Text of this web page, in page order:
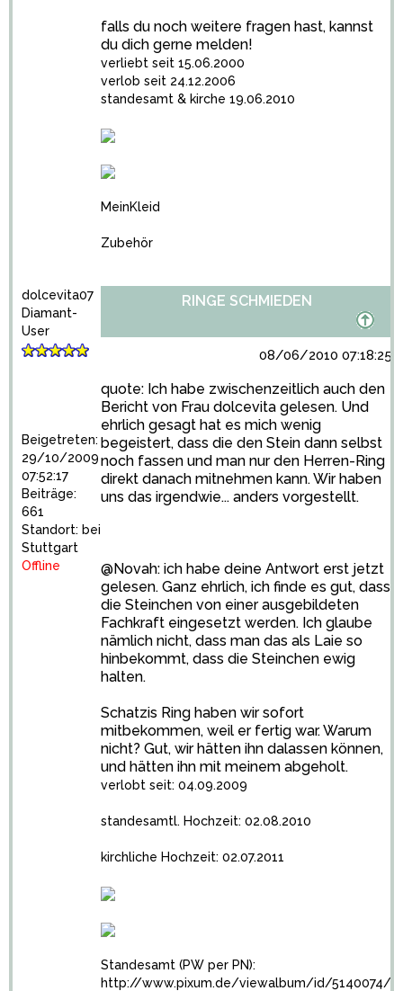
falls du noch weitere fragen hast, kannst
du dich gerne melden!
verliebt seit 15.06.2000
verlob seit 24.12.2006
standesamt & kirche 19.06.2010
MeinKleid
Zubehör
dolcevita07
Diamant-
User
Beigetreten:
29/10/2009
07:52:17
Beiträge:
661
Standort: bei
Stuttgart
Offline
RINGE SCHMIEDEN
08/06/2010 07:18:25
quote: Ich habe zwischenzeitlich auch den
Bericht von Frau dolcevita gelesen. Und
ehrlich gesagt hat es mich wenig
begeistert, dass die den Stein dann selbst
noch fassen und man nur den Herren-Ring
direkt danach mitnehmen kann. Wir haben
uns das irgendwie... anders vorgestellt.
@Novah: ich habe deine Antwort erst jetzt
gelesen. Ganz ehrlich, ich finde es gut, dass
die Steinchen von einer ausgebildeten
Fachkraft eingesetzt werden. Ich glaube
nämlich nicht, dass man das als Laie so
hinbekommt, dass die Steinchen ewig
halten.
Schatzis Ring haben wir sofort
mitbekommen, weil er fertig war. Warum
nicht? Gut, wir hätten ihn dalassen können,
und hätten ihn mit meinem abgeholt.
verlobt seit: 04.09.2009
standesamtl. Hochzeit: 02.08.2010
kirchliche Hochzeit: 02.07.2011
Standesamt (PW per PN):
http://www.pixum.de/viewalbum/id/5140074/